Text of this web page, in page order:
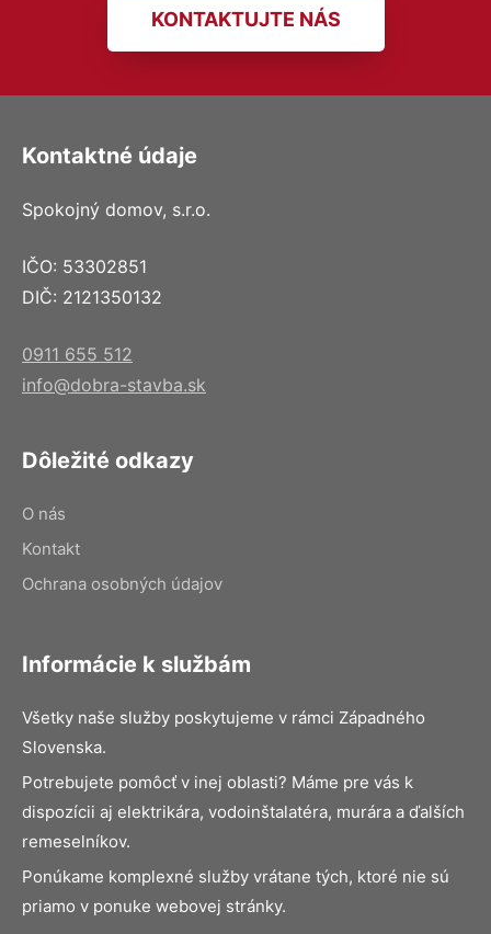
KONTAKTUJTE NÁS
Kontaktné údaje
Spokojný domov, s.r.o.
IČO: 53302851
DIČ: 2121350132
0911 655 512
info@dobra-stavba.sk
Dôležité odkazy
O nás
Kontakt
Ochrana osobných údajov
Informácie k službám
Všetky naše služby poskytujeme v rámci Západného
Slovenska.
Potrebujete pomôcť v inej oblasti? Máme pre vás k
dispozícii aj elektrikára, vodoinštalatéra, murára a ďalších
remeselníkov.
Ponúkame komplexné služby vrátane tých, ktoré nie sú
priamo v ponuke webovej stránky.